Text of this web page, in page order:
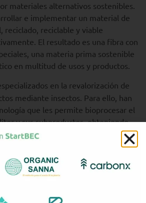
materiales alternativos sostenibles.
e implementar un material de
reciclado, reciclable y viable
El resultado es una fibra con
una materia prima sostenible
en multitud de usos y productos.
en la revalorización de
mediante insectos. Para ello, han
que les permite bioprocesar el
y sus subproductos, obteniendo
añadido dirigidos a las industrias
cosmética, de alimentación funcional
está especializada en el campo de la
de compuestos químicos. Están